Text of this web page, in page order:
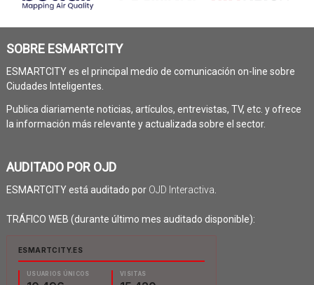
SOBRE ESMARTCITY
ESMARTCITY es el principal medio de comunicación on-line sobre
Ciudades Inteligentes.
Publica diariamente noticias, artículos, entrevistas, TV, etc. y ofrece
la información más relevante y actualizada sobre el sector.
AUDITADO POR OJD
ESMARTCITY está auditado por OJD Interactiva
TRÁFICO WEB (durante último mes auditado disponible):